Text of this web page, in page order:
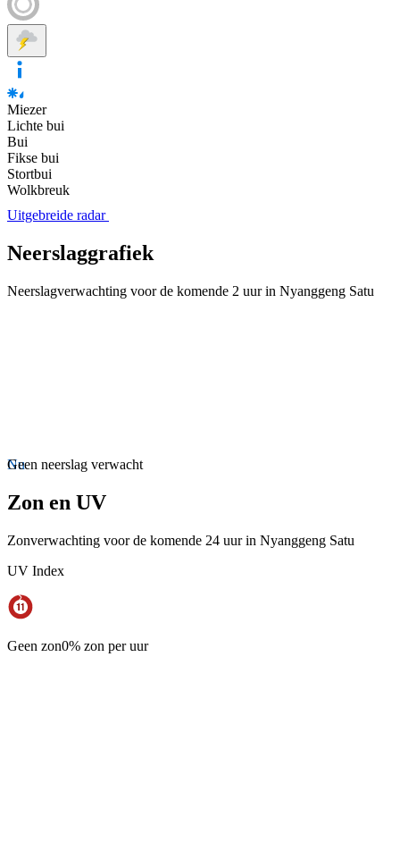
Miezer
Lichte bui
Bui
Fikse bui
Stortbui
Wolkbreuk
Uitgebreide radar
Neerslaggrafiek
Neerslagverwachting voor de komende 2 uur in Nyanggeng Satu
Nu
Geen neerslag verwacht
Zon en UV
Zonverwachting voor de komende 24 uur in Nyanggeng Satu
UV Index
Geen zon0% zon per uur